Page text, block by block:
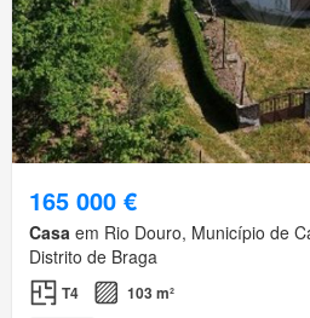
165 000 €
Casa em Rio Douro, Município de
Distrito de Braga
T4 103 m²